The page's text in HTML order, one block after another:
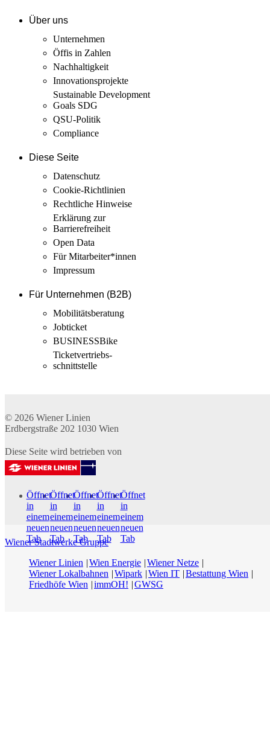
Über uns
Unternehmen
Öffis in Zahlen
Nachhaltigkeit
Innovations­projekte
Sustainable Development
Goals SDG
QSU-Politik
Compliance
Diese Seite
Datenschutz
Cookie-Richtlinien
Rechtliche Hinweise
Erklärung zur
Barrierefreiheit
Open Data
Für Mitarbeiter­*innen
Impressum
Für Unternehmen (B2B)
Mobilitäts­beratung
Jobticket
BUSINESSBike
Ticketvertriebs­
schnittstelle
© 2026 Wiener Linien
Erdbergstraße 202 1030 Wien
Diese Seite wird betrieben von
Öffnet
in
einem
neuen
Tab
Öffnet
in
einem
neuen
Tab
Öffnet
in
einem
neuen
Tab
Öffnet
in
einem
neuen
Tab
Öffnet
in
einem
neuen
Tab
Wiener Stadtwerke Gruppe
Wiener Linien
Wien Energie Wiener Netze
Wiener Lokalbahnen
Wipark Wien IT Bestattung Wien
Friedhöfe Wien
immOH! GWSG